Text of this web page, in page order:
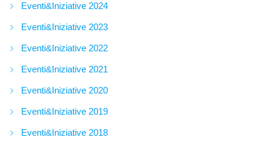
Eventi&Iniziative 2024
Eventi&Iniziative 2023
Eventi&Iniziative 2022
Eventi&Iniziative 2021
Eventi&Iniziative 2020
Eventi&Iniziative 2019
Eventi&Iniziative 2018